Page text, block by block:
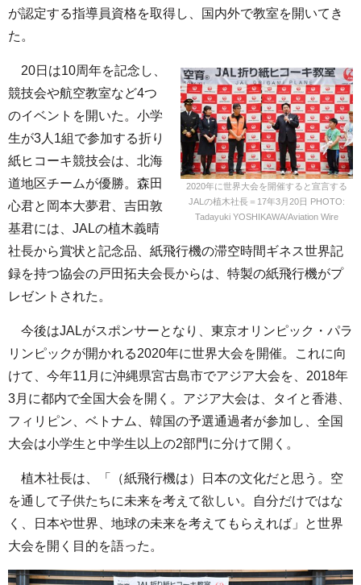
が認定する指導員資格を取得し、国内外で教室を開いてき
た。
2020年に世界大会を開催すると宣言する
JALの植木社長＝17年3月20日 PHOTO:
Tadayuki YOSHIKAWA/Aviation Wire
20日は10周年を記念し、
競技会や航空教室など4つ
のイベントを開いた。小学
生が3人1組で参加する折り
紙ヒコーキ競技会は、北海
道地区チームが優勝。森田
心君と岡本大夢君、吉田敦
基君には、JALの植木義晴
社長から賞状と記念品、紙飛行機の滞空時間ギネス世界記
録を持つ協会の戸田拓夫会長からは、特製の紙飛行機がプ
レゼントされた。
今後はJALがスポンサーとなり、東京オリンピック・パラ
リンピックが開かれる2020年に世界大会を開催。これに向
けて、今年11月に沖縄県宮古島市でアジア大会を、2018年
3月に都内で全国大会を開く。アジア大会は、タイと香港、
フィリピン、ベトナム、韓国の予選通過者が参加し、全国
大会は小学生と中学生以上の2部門に分けて開く。
植木社長は、「（紙飛行機は）日本の文化だと思う。空
を通して子供たちに未来を考えて欲しい。自分だけではな
く、日本や世界、地球の未来を考えてもらえれば」と世界
大会を開く目的を語った。